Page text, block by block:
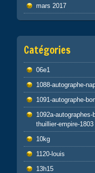
mars 2017
Catégories
06e1
1088-autographe-
1091-autographe-
1092a-
thuillier-empire-1803
10kg
1120-louis
13h15